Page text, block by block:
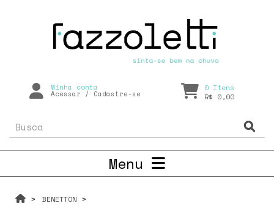
Minha conta
Acessar / Cadastre-se
0 Itens
R$ 0,00
Menu
BENETTON